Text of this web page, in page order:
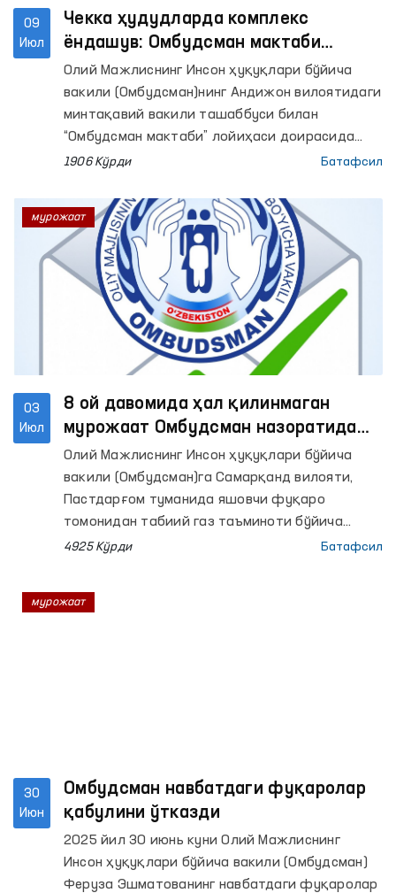
09
Июл
Чекка ҳудудларда комплекс
ёндашув: Омбудсман мактаби
доирасида тиббий кўрик, сайёр
қабул ва ёшлар тўгараклари
намойиши ўтказилди
Олий Мажлиснинг Инсон ҳуқуқлари бўйича
вакили (Омбудсман)нинг Андижон вилоятидаги
минтақавий вакили ташаббуси билан
“Омбудсман мактаби” лойиҳаси доирасида
навбатдаги тадбир Жалақудуқ туманидаги
умумтаълим мактабида ўтказилди.
1906 Кўрди Батафсил
03
Июл
8 ой давомида ҳал қилинмаган
мурожаат Омбудсман назоратида
ижобий ҳал этилди
Олий Мажлиснинг Инсон ҳуқуқлари бўйича
вакили (Омбудсман)га Самарқанд вилояти,
Пастдарғом туманида яшовчи фуқаро
томонидан табиий газ таъминоти бўйича
мурожаат келиб тушган.
4925 Кўрди Батафсил
мурожаат
30
Июн
Омбудсман навбатдаги фуқаролар
қабулини ўтказди
2025 йил 30 июнь куни Олий Мажлиснинг
Инсон ҳуқуқлари бўйича вакили (Омбудсман)
Феруза Эшматованинг навбатдаги фуқаролар
мурожаат